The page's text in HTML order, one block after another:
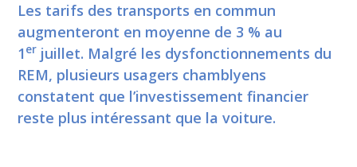
Les tarifs des transports en commun
augmenteront en moyenne de 3 % au
1 er juillet. Malgré les dysfonctionnements du
REM, plusieurs usagers chamblyens
constatent que l’investissement financier
reste plus intéressant que la voiture.